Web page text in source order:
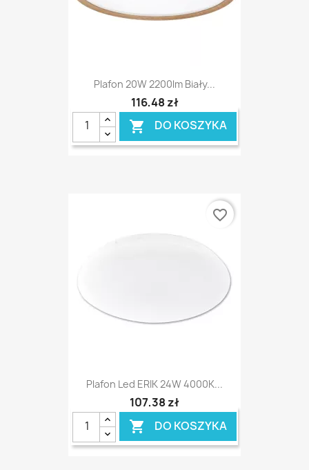
Plafon 20W 2200lm Biały...
116,48 zł
 DO KOSZYKA
Plafon Led ERIK 24W 4000K...
107,38 zł
 DO KOSZYKA
favorite_border